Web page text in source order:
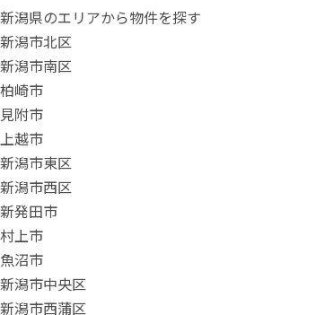
新潟県のエリアから物件を探す
新潟市北区
新潟市南区
柏崎市
見附市
上越市
新潟市東区
新潟市西区
新発田市
村上市
魚沼市
新潟市中央区
新潟市西蒲区